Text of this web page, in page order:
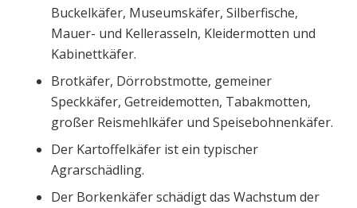
Buckelkäfer, Museumskäfer, Silberfische,
Mauer- und Kellerasseln, Kleidermotten und
Kabinettkäfer.
Brotkäfer, Dörrobstmotte, gemeiner
Speckkäfer, Getreidemotten, Tabakmotten,
großer Reismehlkäfer und Speisebohnenkäfer.
Der Kartoffelkäfer ist ein typischer
Agrarschädling.
Der Borkenkäfer schädigt das Wachstum der